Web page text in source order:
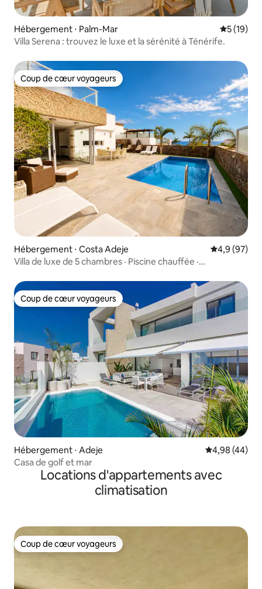
Hébergement ⋅ Palm-Mar
5 (19)
Villa Serena : trouvez le luxe et la sérénité à Ténérife.
Coup de cœur voyageurs
Coup de cœur voyageurs
Hébergement ⋅ Costa Adeje Évaluation
4,9 (97)
Villa de luxe de 5 chambres · Piscine chauffée ·
Coup de cœur voyageurs
Coup de cœur voyageurs
Hébergement ⋅ Adeje Évaluation
4,98 (44)
Casa de golf et mar
Locations d'appartements avec
climatisation
Coup de cœur voyageurs
Coup de cœur voyageurs